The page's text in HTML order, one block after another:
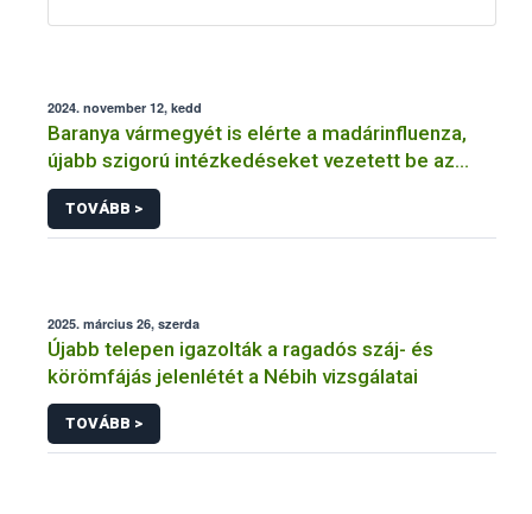
2024. november 12, kedd
Baranya vármegyét is elérte a madárinfluenza,
újabb szigorú intézkedéseket vezetett be az
országos főállatorvos
TOVÁBB >
2025. március 26, szerda
Újabb telepen igazolták a ragadós száj- és
körömfájás jelenlétét a Nébih vizsgálatai
TOVÁBB >